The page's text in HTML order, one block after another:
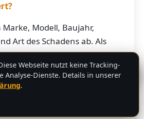
Modell, Baujahr,
Art des Schadens ab. Als
Fahrzeuge mit Motorschaden
Restwert der Karosserie und
mehrere hundert bis
Euro. Schicken Sie uns die
– Sie bekommen von uns eine
💬
Webseite nutzt keine Tracking-
Analyse-Dienste. Details in unserer
.